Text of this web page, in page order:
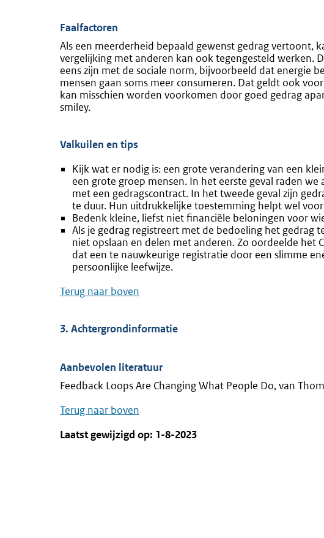
Faalfactoren
Als een meerderheid bepaald gewenst gedrag vertoont,
vergelijking met anderen kan ook tegengesteld werken.
eens zijn met de sociale norm, bijvoorbeeld dat energie
mensen gaan soms meer consumeren. Dat geldt ook
kan misschien worden voorkomen door goed gedrag
smiley.
Valkuilen en tips
Kijk wat er nodig is: een grote verandering van een
een grote groep mensen. In het eerste geval raden
met een gedragscontract. In het tweede geval zijn
te duur. Hun uitdrukkelijke toestemming helpt wel
Bedenk kleine, liefst niet financiële beloningen voor
Als je gedrag registreert met de bedoeling het gedrag
niet opslaan en delen met anderen. Zo oordeelde het
dat een te nauwkeurige registratie door een slimme
persoonlijke leefwijze.
Terug naar boven
3. Achtergrondinformatie
Aanbevolen literatuur
Feedback Loops Are Changing What People Do, van
Terug naar boven
Laatst gewijzigd op: 1-8-2023